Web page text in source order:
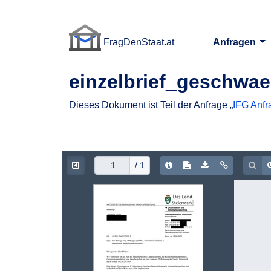
FragDenStaat.at
Anfragen
Dieses Dokument ist Teil der Anfrage „ IFG
/ 1 Document Info
Show/hide Text
Download PDF
Copy